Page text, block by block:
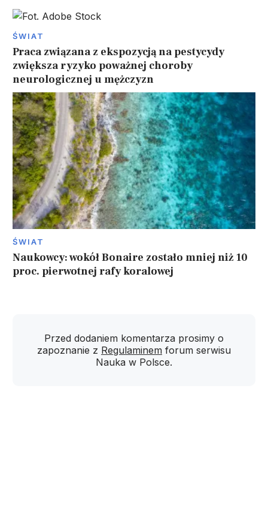
ŚWIAT
Praca związana z ekspozycją na pestycydy
zwiększa ryzyko poważnej choroby
neurologicznej u mężczyzn
ŚWIAT
Naukowcy: wokół Bonaire zostało mniej niż 10
proc. pierwotnej rafy koralowej
Przed dodaniem komentarza prosimy o
zapoznanie z Regulaminem forum serwisu
Nauka w Polsce.